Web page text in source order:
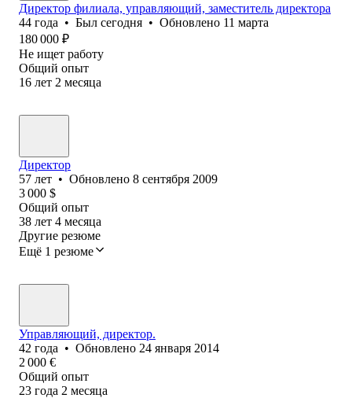
Директор филиала, управляющий, заместитель директора
44 года • Был сегодня • Обновлено 11 марта
180 000 ₽
Не ищет работу
Общий опыт
16 лет 2 месяца
Директор
57 лет • Обновлено 8 сентября 2009
3 000 $
Общий опыт
38 лет 4 месяца
Другие резюме
Ещё 1 резюме
Управляющий, директор.
42 года • Обновлено 24 января 2014
2 000 €
Общий опыт
23 года 2 месяца